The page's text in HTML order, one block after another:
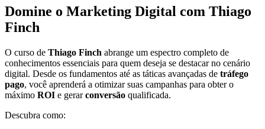
Domine o Marketing Digital com Thiago
Finch
O curso de Thiago Finch abrange um espectro completo de
conhecimentos essenciais para quem deseja se destacar no cenário
digital. Desde os fundamentos até as táticas avançadas de tráfego
pago, você aprenderá a otimizar suas campanhas para obter o
máximo ROI e gerarconversão qualificada.
Descubra como: